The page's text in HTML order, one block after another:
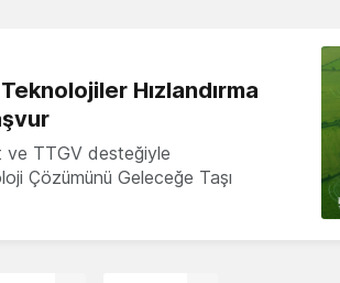
Hızlandırma
ve TTGV desteğiyle
Çözümünü Geleceğe Taşı